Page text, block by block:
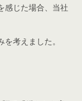
感じた場合、当社
考えました。